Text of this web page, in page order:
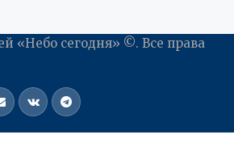
«Небо сегодня» ©. Все права